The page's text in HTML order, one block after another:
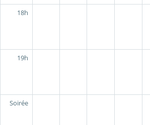
18h
19h
Soirée